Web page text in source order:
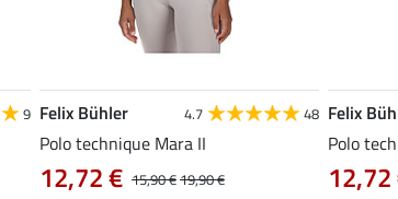
9 Felix Bühler 4.7 48
Polo technique Mara II
15,90 €19,90 €
12,72 €
Felix
Polo